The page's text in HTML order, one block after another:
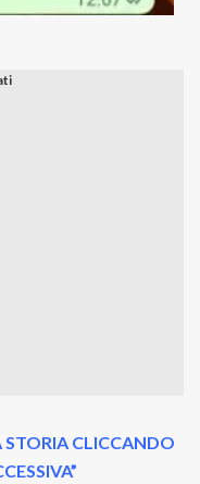
STORIA CLICCANDO